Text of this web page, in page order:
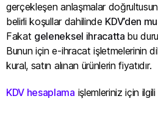
gerçekleşen anlaşmalar
belirli koşullar dahilinde KDV’den
Fakat geleneksel ihracatta bu
Bunun için e-ihracat işletmelerinin
kural, satın alınan ürünlerin fiyatıdır.
KDV hesaplama işlemleriniz için ilgili